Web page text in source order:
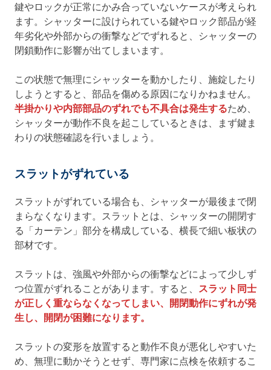
鍵やロックが正常にかみ合っていないケースが考えられ
ます。シャッターに設けられている鍵やロック部品が経
年劣化や外部からの衝撃などでずれると、シャッターの
閉鎖動作に影響が出てしまいます。
この状態で無理にシャッターを動かしたり、施錠したり
しようとすると、部品を傷める原因になりかねません。
半掛かりや内部部品のずれでも不具合は発生するため、
シャッターが動作不良を起こしているときは、まず鍵ま
わりの状態確認を行いましょう。
スラットがずれている
スラットがずれている場合も、シャッターが最後まで閉
まらなくなります。スラットとは、シャッターの開閉す
る「カーテン」部分を構成している、横長で細い板状の
部材です。
スラットは、強風や外部からの衝撃などによって少しず
つ位置がずれることがあります。すると、 スラット同士
が正しく重ならなくなってしまい、開閉動作にずれが発
生し、開閉が困難になります。
スラットの変形を放置すると動作不良が悪化しやすいた
め、無理に動かそうとせず、専門家に点検を依頼するこ